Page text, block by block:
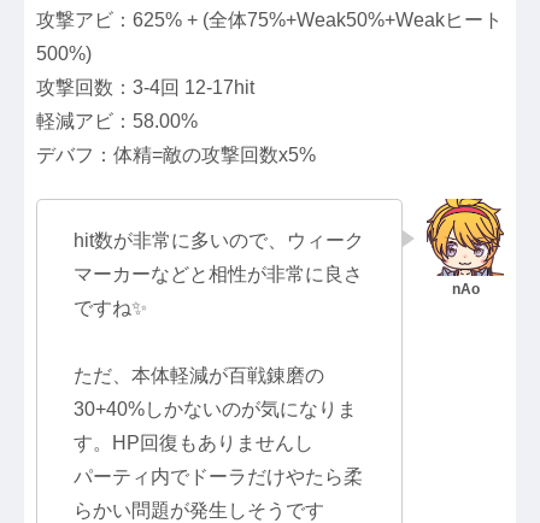
攻撃アビ：625% + (全体75%+Weak50%+Weakヒート
500%)
攻撃回数：3-4回 12-17hit
軽減アビ：58.00%
デバフ：体精=敵の攻撃回数x5%
hit数が非常に多いので、ウィーク
マーカーなどと相性が非常に良さ
ですね✨
ただ、本体軽減が百戦錬磨の
30+40%しかないのが気になりま
す。HP回復もありませんし
パーティ内でドーラだけやたら柔
らかい問題が発生しそうです